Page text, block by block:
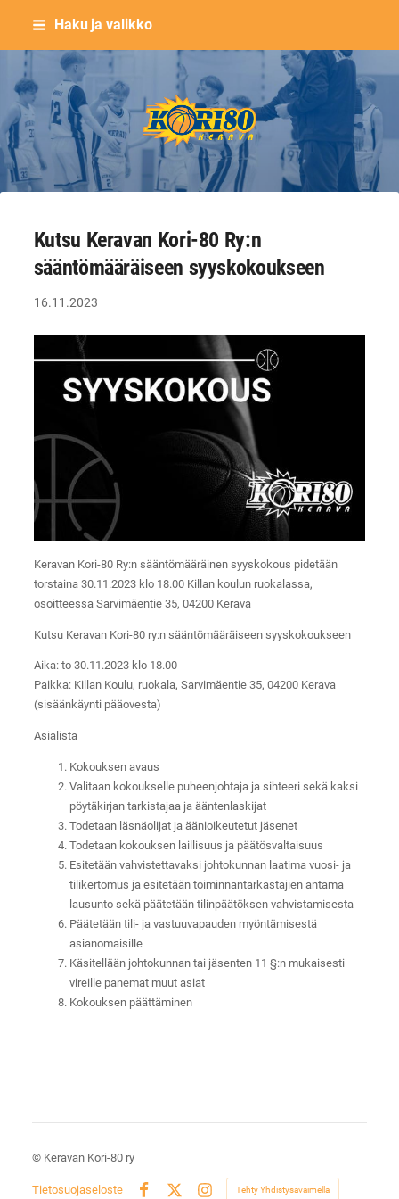
Siirry
sisältöön
Haku ja valikko
Keravan Kori-80 ry
Kutsu Keravan Kori-80 Ry:n
sääntömääräiseen syyskokoukseen
16.11.2023
Keravan Kori-80 Ry:n sääntömääräinen syyskokous pidetään
torstaina 30.11.2023 klo 18.00 Killan koulun ruokalassa,
osoitteessa Sarvimäentie 35, 04200 Kerava
Kutsu Keravan Kori-80 ry:n sääntömääräiseen syyskokoukseen
Aika: to 30.11.2023 klo 18.00
Paikka: Killan Koulu, ruokala, Sarvimäentie 35, 04200 Kerava
(sisäänkäynti pääovesta)
Asialista
Kokouksen avaus
Valitaan kokoukselle puheenjohtaja ja sihteeri sekä kaksi
pöytäkirjan tarkistajaa ja ääntenlaskijat
Todetaan läsnäolijat ja äänioikeutetut jäsenet
Todetaan kokouksen laillisuus ja päätösvaltaisuus
Esitetään vahvistettavaksi johtokunnan laatima vuosi- ja
tilikertomus ja esitetään toiminnantarkastajien antama
lausunto sekä päätetään tilinpäätöksen vahvistamisesta
Päätetään tili- ja vastuuvapauden myöntämisestä
asianomaisille
Käsitellään johtokunnan tai jäsenten 11 §:n mukaisesti
vireille panemat muut asiat
Kokouksen päättäminen
© Keravan Kori-80 ry
Tietosuojaseloste
Tehty Yhdistysavaimella